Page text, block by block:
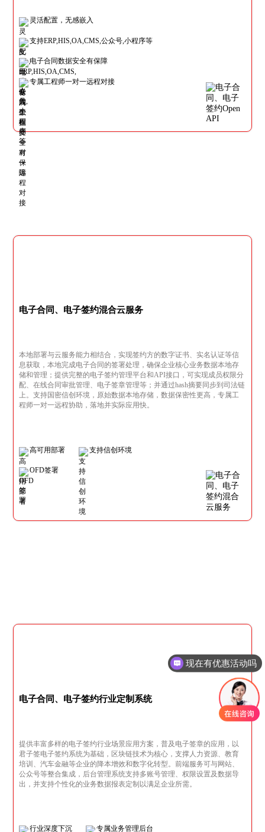
灵活配置，无感嵌入
支持ERP,HIS,OA,CMS,公众号,小程序等
电子合同数据安全有保障
专属工程师一对一远程对接
电子合同、电子签约混合云服务
本地部署与云服务能力相结合，实现签约方的数字证书、实名认证等信
息获取，本地完成电子合同的签署处理，确保企业核心业务数据本地存
储和管理；提供完整的电子签约管理平台和API接口，可实现成员权限分
配、在线合同审批管理、电子签章管理等；并通过hash摘要同步到司法链
上。支持国密信创环境，原始数据本地存储，数据保密性更高，专属工
程师一对一远程协助，落地并实际应用快。
高可用部署 支持信创环境
OFD签署
电子合同、电子签约行业定制系统
提供丰富多样的电子签约行业场景应用方案，普及电子签章的应用，以
君子签电子签约系统为基础，区块链技术为核心，支撑人力资源、教育
培训、汽车金融等企业的降本增效和数字化转型。前端服务可与网站、
公众号等整合集成，后台管理系统支持多账号管理、权限设置及数据导
出，并支持个性化的业务数据报表定制以满足企业所需。
行业深度下沉 专属业务管理后台
现在有优惠活动吗